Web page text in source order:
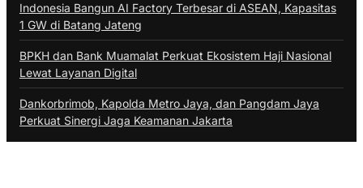
Indonesia Bangun AI Factory Terbesar di ASEAN, Kapasitas
1 GW di Batang Jateng
BPKH dan Bank Muamalat Perkuat Ekosistem Haji Nasional
Lewat Layanan Digital
Dankorbrimob, Kapolda Metro Jaya, dan Pangdam Jaya
Perkuat Sinergi Jaga Keamanan Jakarta